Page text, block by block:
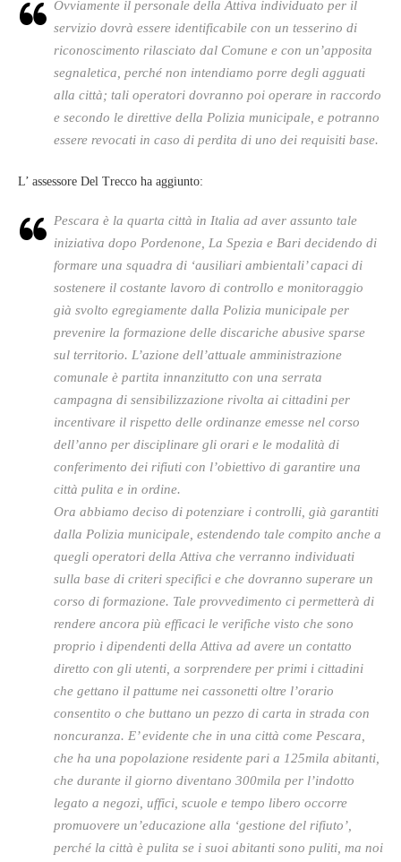
Ovviamente il personale della Attiva individuato per il
servizio dovrà essere identificabile con un tesserino di
riconoscimento rilasciato dal Comune e con un’apposita
segnaletica, perché non intendiamo porre degli agguati
alla città; tali operatori dovranno poi operare in raccordo
e secondo le direttive della Polizia municipale, e potranno
essere revocati in caso di perdita di uno dei requisiti base.
L’ assessore Del Trecco ha aggiunto:
Pescara è la quarta città in Italia ad aver assunto tale
iniziativa dopo Pordenone, La Spezia e Bari decidendo di
formare una squadra di ‘ausiliari ambientali’ capaci di
sostenere il costante lavoro di controllo e monitoraggio
già svolto egregiamente dalla Polizia municipale per
prevenire la formazione delle discariche abusive sparse
sul territorio. L’azione dell’attuale amministrazione
comunale è partita innanzitutto con una serrata
campagna di sensibilizzazione rivolta ai cittadini per
incentivare il rispetto delle ordinanze emesse nel corso
dell’anno per disciplinare gli orari e le modalità di
conferimento dei rifiuti con l’obiettivo di garantire una
città pulita e in ordine.
Ora abbiamo deciso di potenziare i controlli, già garantiti
dalla Polizia municipale, estendendo tale compito anche a
quegli operatori della Attiva che verranno individuati
sulla base di criteri specifici e che dovranno superare un
corso di formazione. Tale provvedimento ci permetterà di
rendere ancora più efficaci le verifiche visto che sono
proprio i dipendenti della Attiva ad avere un contatto
diretto con gli utenti, a sorprendere per primi i cittadini
che gettano il pattume nei cassonetti oltre l’orario
consentito o che buttano un pezzo di carta in strada con
noncuranza. E’ evidente che in una città come Pescara,
che ha una popolazione residente pari a 125mila abitanti,
che durante il giorno diventano 300mila per l’indotto
legato a negozi, uffici, scuole e tempo libero occorre
promuovere un’educazione alla ‘gestione del rifiuto’,
perché la città è pulita se i suoi abitanti sono puliti, ma noi